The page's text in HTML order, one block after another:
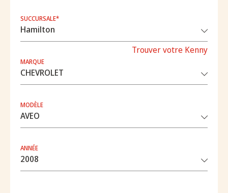
SUCCURSALE*
Trouver votre Kenny
MARQUE
MODÈLE
ANNÉE